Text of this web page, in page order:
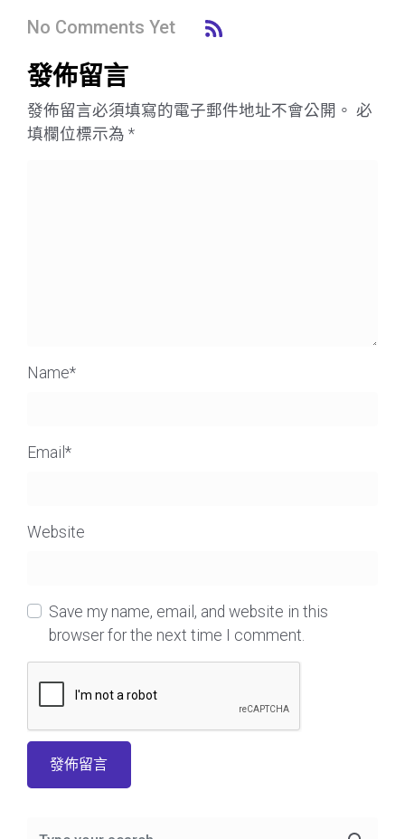
No Comments Yet
發佈留言
發佈留言必須填寫的電子郵件地址不會公開。 必
填欄位標示為 *
Name*
Email *
Website
Save my name, email, and website in this
browser for the next time I comment.